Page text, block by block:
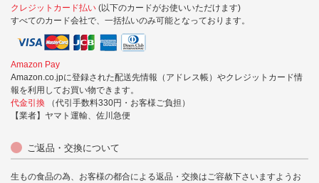
クレジットカード払い (以下のカードがお使いいただけます)
すべてのカード会社で、一括払いのみ可能となっております。
Amazon Pay
Amazon.co.jpに登録された配送先情報（アドレス帳）やクレジットカード情
報を利用してお買い物できます。
代金引換
（代引手数料330円・お客様ご負担）
【業者】ヤマト運輸、佐川急便
ご返品・交換について
生もの食品の為、お客様の都合による返品・交換はご容赦下さいますようお